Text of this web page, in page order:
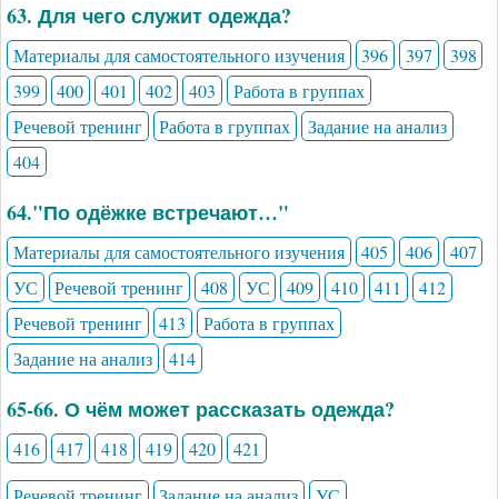
63. Для чего служит одежда?
Материалы для самостоятельного изучения 396 397
398
399
400 401 402 403
Работа в группах
Речевой тренинг
Работа в группах
Задание на анализ
404
64."По одёжке встречают…"
Материалы для самостоятельного изучения 405 406
407
УС
Речевой тренинг 408 УС 409 410 411
412
Речевой тренинг
413
Работа в группах
Задание на анализ
414
65-66. О чём может рассказать одежда?
416 417 418 419 420
421